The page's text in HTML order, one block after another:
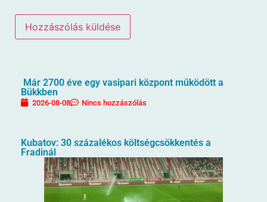
Már 2700 éve egy vasipari központ működött a
Bükkben
2026-08-08 Nincs hozzászólás
Kubatov: 30 százalékos költségcsökkentés a
Fradinál